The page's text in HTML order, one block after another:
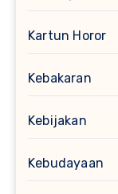
Kartun Horor
Kebakaran
Kebijakan
Kebudayaan